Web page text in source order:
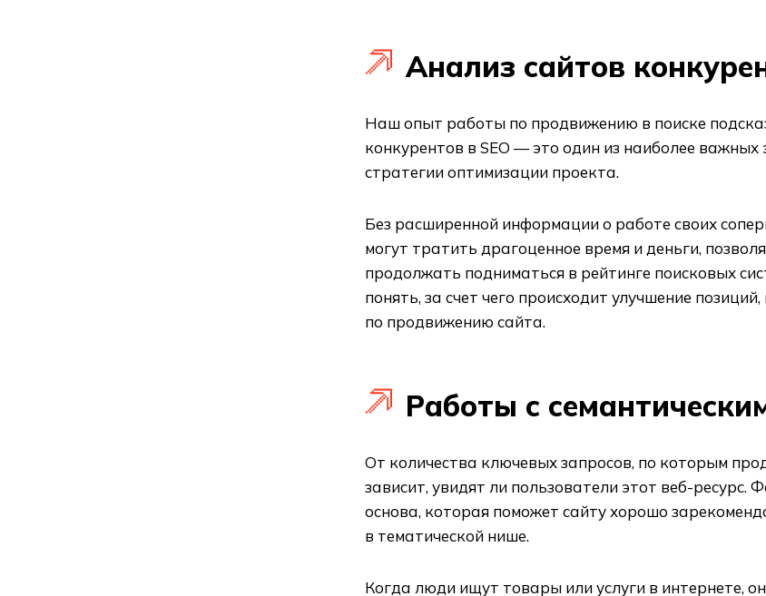
Анализ сайтов
Наш опыт работы по продвижению в поиске
конкурентов в SEO — это один из наиболее
стратегии оптимизации проекта.
Без расширенной информации о работе своих
могут тратить драгоценное время и деньги,
продолжать подниматься в рейтинге поисковых
понять, за счет чего происходит улучшение
по продвижению сайта.
Работы с
От количества ключевых запросов, по которым
зависит, увидят ли пользователи этот веб-ресурс.
основа, которая поможет сайту хорошо
в тематической нише.
Когда люди ищут товары или услуги в интернете,